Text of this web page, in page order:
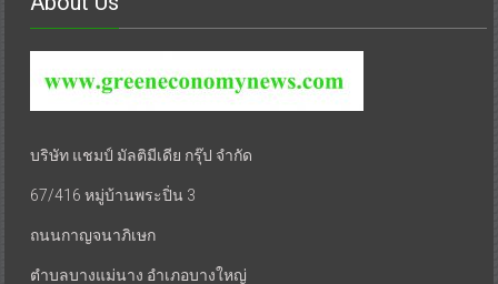
บริษัท แชมป์ มัลติมีเดีย กรุ๊ป จำกัด
67/416 หมู่บ้านพระปิ่น 3
ถนนกาญจนาภิเษก
ตำบลบางแม่นาง อำเภอบางใหญ่